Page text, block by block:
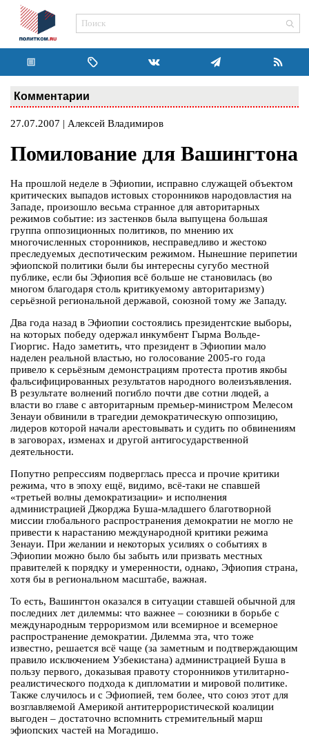
Комментарии
27.07.2007 | Алексей Владимиров
Помилование для Вашингтона
На прошлой неделе в Эфиопии, исправно служащей объектом
критических выпадов истовых сторонников народовластия на
Западе, произошло весьма странное для авторитарных
режимов событие: из застенков была выпущена большая
группа оппозиционных политиков, по мнению их
многочисленных сторонников, несправедливо и жестоко
преследуемых деспотическим режимом. Нынешние перипетии
эфиопской политики были бы интересны сугубо местной
публике, если бы Эфиопия всё больше не становилась (во
многом благодаря столь критикуемому авторитаризму)
серьёзной региональной державой, союзной тому же Западу.
Два года назад в Эфиопии состоялись президентские выборы,
на которых победу одержал инкумбент Гырма Вольде-
Гиоргис. Надо заметить, что президент в Эфиопии мало
наделен реальной властью, но голосование 2005-го года
привело к серьёзным демонстрациям протеста против якобы
фальсифицированных результатов народного волеизъявления.
В результате волнений погибло почти две сотни людей, а
власти во главе с авторитарным премьер-министром Мелесом
Зенауи обвинили в трагедии демократическую оппозицию,
лидеров которой начали арестовывать и судить по обвинениям
в заговорах, изменах и другой антигосударственной
деятельности.
Попутно репрессиям подверглась пресса и прочие критики
режима, что в эпоху ещё, видимо, всё-таки не спавшей
«третьей волны демократизации» и исполнения
администрацией Джорджа Буша-младшего благотворной
миссии глобального распространения демократии не могло не
привести к нарастанию международной критики режима
Зенауи. При желании и некоторых усилиях о событиях в
Эфиопии можно было бы забыть или призвать местных
правителей к порядку и умеренности, однако, Эфиопия страна,
хотя бы в региональном масштабе, важная.
То есть, Вашингтон оказался в ситуации ставшей обычной для
последних лет дилеммы: что важнее – союзники в борьбе с
международным терроризмом или всемирное и всемерное
распространение демократии. Дилемма эта, что тоже
известно, решается всё чаще (за заметным и подтверждающим
правило исключением Узбекистана) администрацией Буша в
пользу первого, доказывая правоту сторонников утилитарно-
реалистического подхода к дипломатии и мировой политике.
Также случилось и с Эфиопией, тем более, что союз этот для
возглавляемой Америкой антитеррористической коалиции
выгоден – достаточно вспомнить стремительный марш
эфиопских частей на Могадишо.